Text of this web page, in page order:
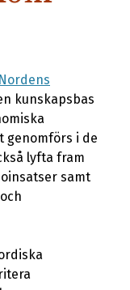
Nordens
kunskapsbas
genomförs i de
lyfta fram
samt